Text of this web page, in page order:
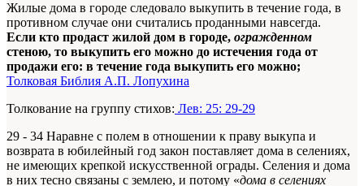
Жилые дома в городе следовало выкупить в течение года, в
противном случае они считались проданными навсегда.
Если кто продаст жилой дом в городе, огражденном
стеною, то выкупить его можно до истечения года от
продажи его: в течение года выкупить его можно;
Толковая Библия А.П. Лопухина
Толкование на группу стихов: Лев: 25: 29-29
29 - 34 Наравне с полем в отношении к праву выкупа и
возврата в юбилейный год закон поставляет дома в селениях,
не имеющих крепкой искусственной ограды. Селения и дома
в них тесно связаны с землею, и потому «дома в селениях